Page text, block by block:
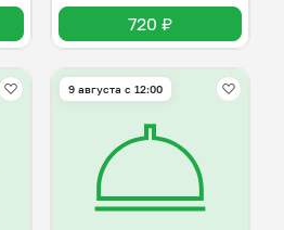
720 ₽
9 августа с 12:00